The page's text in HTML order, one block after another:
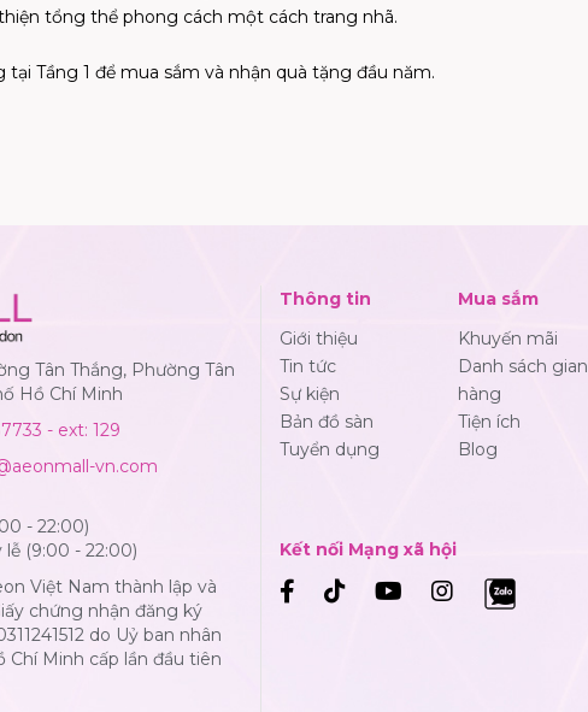
tổng thể phong cách một cách trang nhã.
Tầng 1 để mua sắm và nhận quà tặng đầu năm.
Tân Thắng, Phường Tân
Hồ Chí Minh
- ext: 129
vn.com
- 22:00)
(9:00 - 22:00)
Việt Nam thành lập và
chứng nhận đăng ký
do Uỷ ban nhân
Chí Minh cấp lần đầu tiên
Thông tin
Giới thiệu
Tin tức
Sự kiện
Bản đồ sàn
Tuyển dụng
Mua sắm
Khuyến mãi
Danh sách gian
hàng
Tiện ích
Blog
Kết nối Mạng xã hội